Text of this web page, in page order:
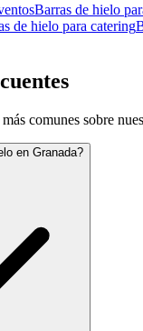
Barras de hielo
de hielo para catering
comunes sobre
en Granada?